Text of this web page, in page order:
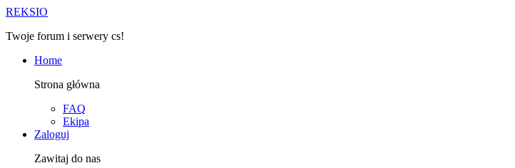
REKSIO
Twoje forum i serwery cs!
Home
Strona główna
FAQ
Ekipa
Zaloguj
Zawitaj do nas